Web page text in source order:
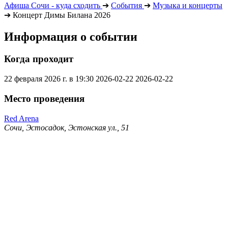
Афиша Сочи - куда сходить ➔ События ➔ Музыка и концерты
➔ Концерт Димы Билана 2026
Информация о событии
Когда проходит
22 февраля 2026 г. в 19:30 2026-02-22 2026-02-22
Место проведения
Red Arena
Сочи, Эстосадок, Эстонская ул., 51